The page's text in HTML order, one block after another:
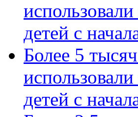
детей с
Более 5
детей с